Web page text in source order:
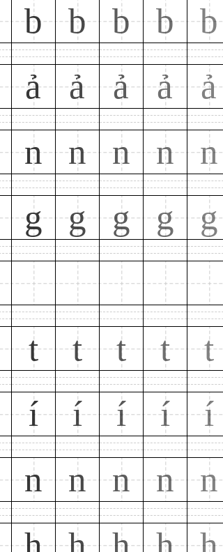
b b b b b
ả ả ả ả ả
n n n n n
g g g g g
t t t t t
í í í í í
n n n n n